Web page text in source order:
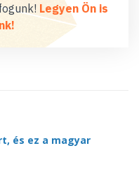
Legyen Ön is
és ez a magyar